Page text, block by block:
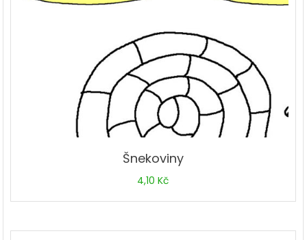
Šnekoviny
4,10Kč